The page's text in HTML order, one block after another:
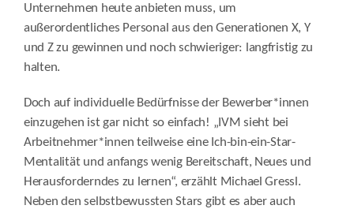
Unternehmen heute anbieten muss, um
außerordentliches Personal aus den Generationen X, Y
und Z zu gewinnen und noch schwieriger: langfristig zu
halten.
Doch auf individuelle Bedürfnisse der Bewerber*innen
einzugehen ist gar nicht so einfach! „IVM sieht bei
Arbeitnehmer*innen teilweise eine Ich-bin-ein-Star-
Mentalität und anfangs wenig Bereitschaft, Neues und
Herausforderndes zu lernen“, erzählt Michael Gressl.
Neben den selbstbewussten Stars gibt es aber auch